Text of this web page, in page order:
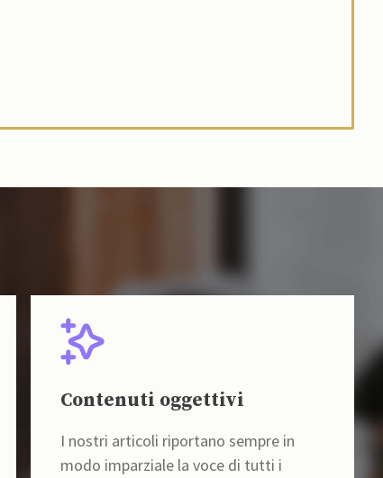
Contenuti oggettivi
I nostri articoli riportano sempre in
modo imparziale la voce di tutti i